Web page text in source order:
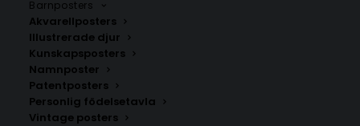
Barnposters
Akvarellposters
Illustrerade djur
Kunskapsposters
Namnposter
Patentposters
Personlig födelsetavla
Vintage posters
stil.
Barnposters, Illustrerade djur